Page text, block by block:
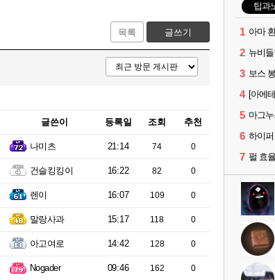
목록 글쓰기
글쓴이 등록일 조회 추천
나미츠 21:14 74 0
건슬킹킹이 16:22 82 0
렌이 16:07 109 0
말랑사과 15:17 118 0
아고여로 14:42 128 0
Nogader 09:46 162 0
팁과
1 아마
2
3 보스
4
5 마그
6 하이
7